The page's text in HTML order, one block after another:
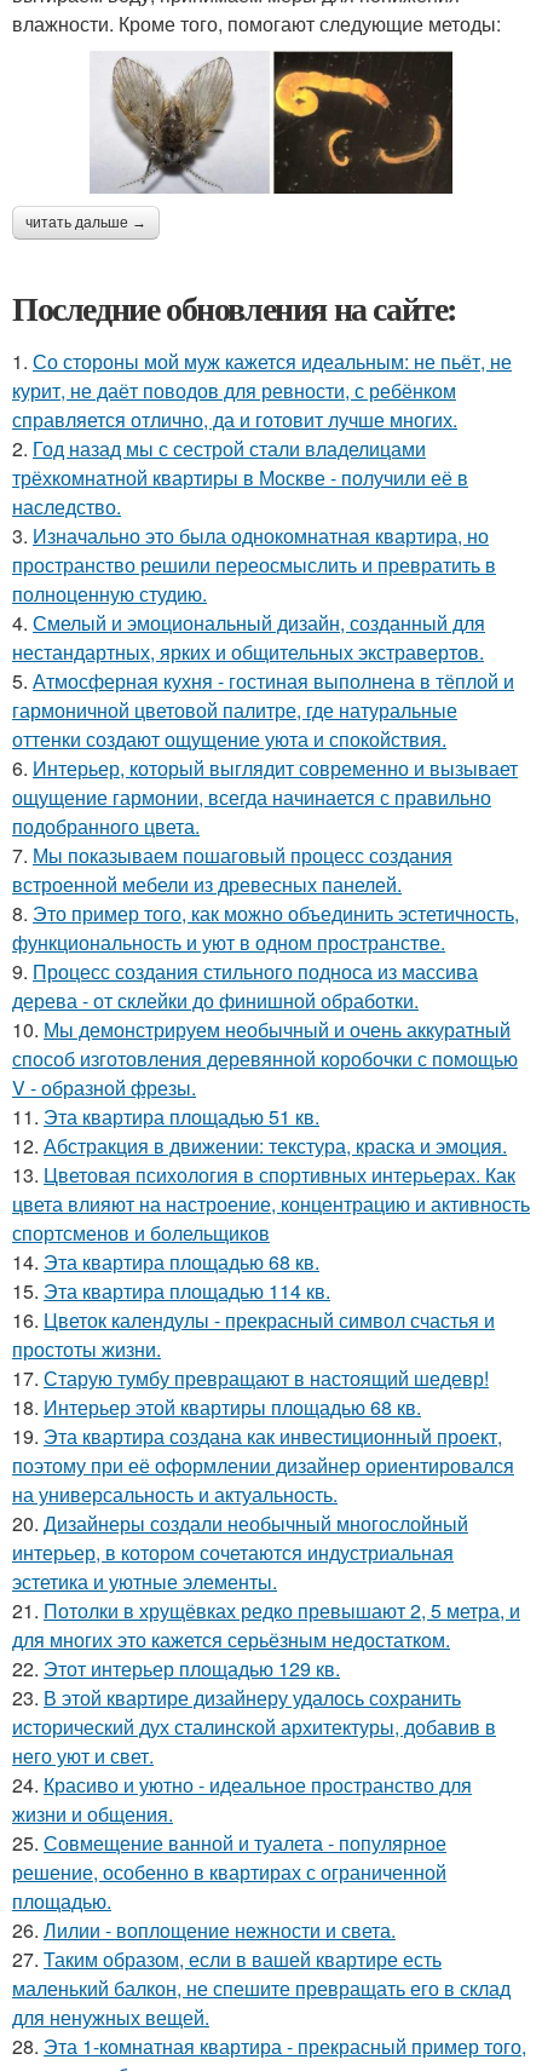
влажности. Кроме того, помогают следующие методы:
читать дальше →
Последние обновления на сайте:
1. Со стороны мой муж кажется идеальным: не пьёт, не
курит, не даёт поводов для ревности, с ребёнком
справляется отлично, да и готовит лучше многих.
2. Год назад мы с сестрой стали владелицами
трёхкомнатной квартиры в Москве - получили её в
наследство.
3. Изначально это была однокомнатная квартира, но
пространство решили переосмыслить и превратить в
полноценную студию.
4. Смелый и эмоциональный дизайн, созданный для
нестандартных, ярких и общительных экстравертов.
5. Атмосферная кухня - гостиная выполнена в тёплой и
гармоничной цветовой палитре, где натуральные
оттенки создают ощущение уюта и спокойствия.
6. Интерьер, который выглядит современно и вызывает
ощущение гармонии, всегда начинается с правильно
подобранного цвета.
7. Мы показываем пошаговый процесс создания
встроенной мебели из древесных панелей.
8. Это пример того, как можно объединить эстетичность,
функциональность и уют в одном пространстве.
9. Процесс создания стильного подноса из массива
дерева - от склейки до финишной обработки.
10. Мы демонстрируем необычный и очень аккуратный
способ изготовления деревянной коробочки с помощью
V - образной фрезы.
11. Эта квартира площадью 51 кв.
12. Абстракция в движении: текстура, краска и эмоция.
13. Цветовая психология в спортивных интерьерах. Как
цвета влияют на настроение, концентрацию и активность
спортсменов и болельщиков
14. Эта квартира площадью 68 кв.
15. Эта квартира площадью 114 кв.
16. Цветок календулы - прекрасный символ счастья и
простоты жизни.
17. Старую тумбу превращают в настоящий шедевр!
18. Интерьер этой квартиры площадью 68 кв.
19. Эта квартира создана как инвестиционный проект,
поэтому при её оформлении дизайнер ориентировался
на универсальность и актуальность.
20. Дизайнеры создали необычный многослойный
интерьер, в котором сочетаются индустриальная
эстетика и уютные элементы.
21. Потолки в хрущёвках редко превышают 2, 5 метра, и
для многих это кажется серьёзным недостатком.
22. Этот интерьер площадью 129 кв.
23. В этой квартире дизайнеру удалось сохранить
исторический дух сталинской архитектуры, добавив в
него уют и свет.
24. Красиво и уютно - идеальное пространство для
жизни и общения.
25. Совмещение ванной и туалета - популярное
решение, особенно в квартирах с ограниченной
площадью.
26. Лилии - воплощение нежности и света.
27. Таким образом, если в вашей квартире есть
маленький балкон, не спешите превращать его в склад
для ненужных вещей.
28. Эта 1-комнатная квартира - прекрасный пример того,